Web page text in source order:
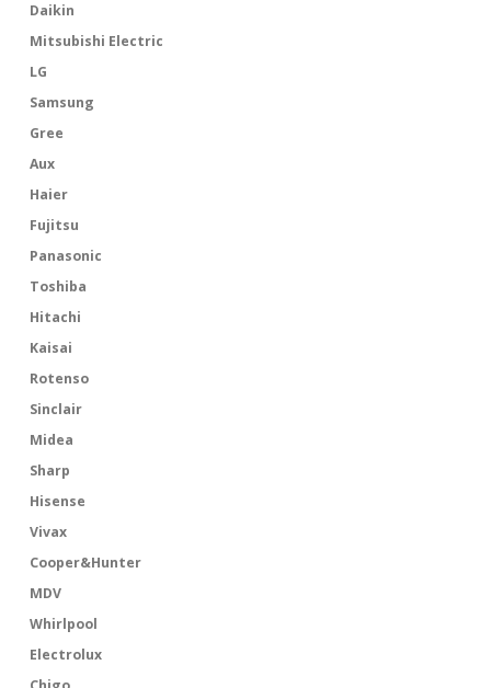
Daikin
Mitsubishi Electric
LG
Samsung
Gree
Aux
Haier
Fujitsu
Panasonic
Toshiba
Hitachi
Kaisai
Rotenso
Sinclair
Midea
Sharp
Hisense
Vivax
Cooper&Hunter
MDV
Whirlpool
Electrolux